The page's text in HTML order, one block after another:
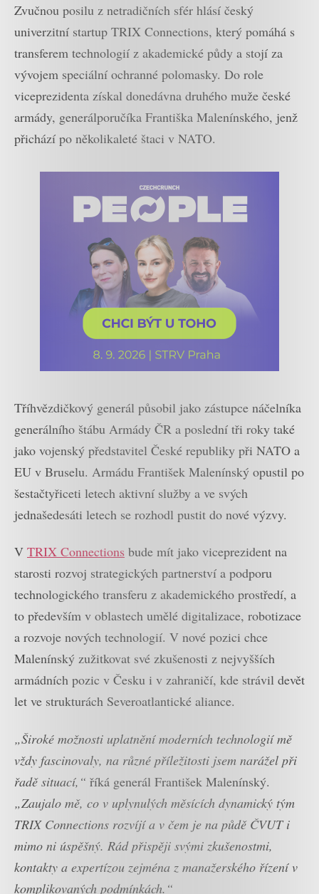
Zvučnou posilu z netradičních sfér hlásí český
univerzitní startup TRIX Connections, který pomáhá s
transferem technologií z akademické půdy a stojí za
vývojem speciální ochranné polomasky. Do role
viceprezidenta získal donedávna druhého muže české
armády, generálporučíka Františka Malenínského, jenž
přichází po několikaleté štaci v NATO.
Tříhvězdičkový generál působil jako zástupce náčelníka
generálního štábu Armády ČR a poslední tři roky také
jako vojenský představitel České republiky při NATO a
EU v Bruselu. Armádu František Malenínský opustil po
šestačtyřiceti letech aktivní služby a ve svých
jednašedesáti letech se rozhodl pustit do nové výzvy.
V TRIX Connections bude mít jako viceprezident na
starosti rozvoj strategických partnerství a podporu
technologického transferu z akademického prostředí, a
to především v oblastech umělé digitalizace, robotizace
a rozvoje nových technologií. V nové pozici chce
Malenínský zužitkovat své zkušenosti z nejvyšších
armádních pozic v Česku i v zahraničí, kde strávil devět
let ve strukturách Severoatlantické aliance.
„Široké možnosti uplatnění moderních technologií mě
vždy fascinovaly, na různé příležitosti jsem narážel při
řadě situací,“ říká generál František Malenínský.
„Zaujalo mě, co v uplynulých měsících dynamický tým
TRIX Connections rozvíjí a v čem je na půdě ČVUT i
mimo ni úspěšný. Rád přispěji svými zkušenostmi,
kontakty a expertízou zejména z manažerského řízení v
komplikovaných podmínkách.“